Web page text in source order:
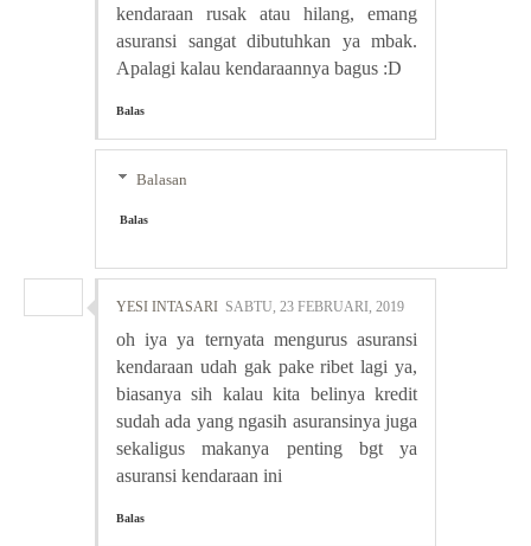
kendaraan rusak atau hilang, emang
asuransi sangat dibutuhkan ya mbak.
Apalagi kalau kendaraannya bagus :D
Balas
Balasan
Balas
YESI INTASARI SABTU, 23 FEBRUARI, 2019
oh iya ya ternyata mengurus asuransi
kendaraan udah gak pake ribet lagi ya,
biasanya sih kalau kita belinya kredit
sudah ada yang ngasih asuransinya juga
sekaligus makanya penting bgt ya
asuransi kendaraan ini
Balas